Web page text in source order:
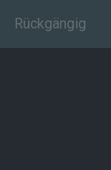
Rückgängig